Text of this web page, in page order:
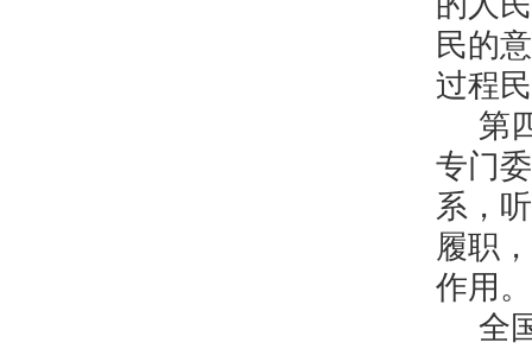
民的
过程
第
专门
系，
履职
作用。
全